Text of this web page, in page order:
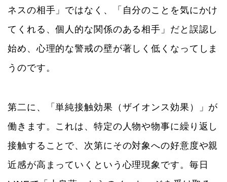
ネスの相手」ではなく、「自分のことを気にかけ
てくれる、個人的な関係のある相手」だと誤認し
始め、心理的な警戒の壁が著しく低くなってしま
うのです。
第二に、「単純接触効果（ザイオンス効果）」が
働きます。これは、特定の人物や物事に繰り返し
接触することで、次第にその対象への好意度や親
近感が高まっていくという心理現象です。毎日